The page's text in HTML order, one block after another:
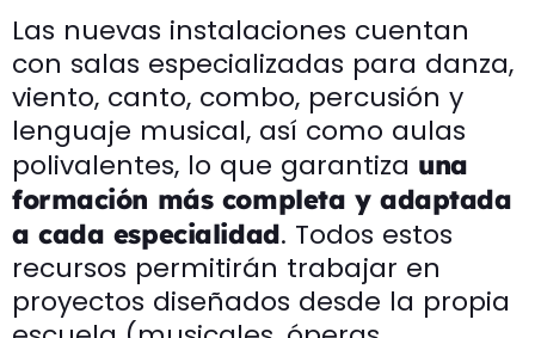
Las nuevas instalaciones cuentan
con salas especializadas para danza,
viento, canto, combo, percusión y
lenguaje musical, así como aulas
polivalentes, lo que garantiza una
formación más completa y adaptada
a cada especialidad. Todos estos
recursos permitirán trabajar en
proyectos diseñados desde la propia